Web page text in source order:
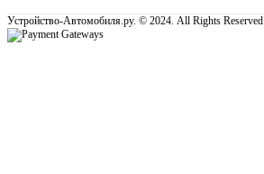
Устройство-Автомобиля.ру. © 2024. All Rights Reserved